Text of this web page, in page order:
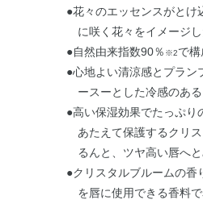
●花々のエッセンスがとけ
に咲く花々をイメージ
●自然由来指数90％ ※2で構
●心地よい清涼感とプラン
ースーとした冷感のあ
●高い保湿効果でたっぷり
あたえて保護するクリ
るんと、ツヤ高い唇へと
●クリスタルブルームの香
を唇に使用できる香料で